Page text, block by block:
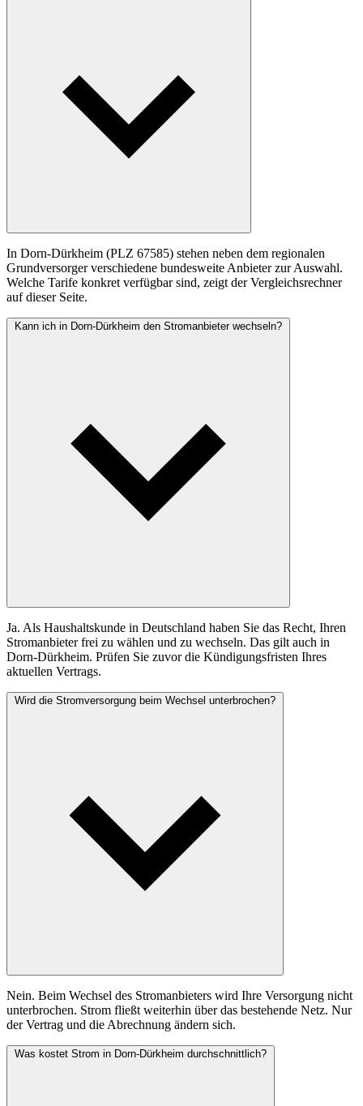
In Dorn-Dürkheim (PLZ 67585) stehen neben dem regionalen
Grundversorger verschiedene bundesweite Anbieter zur Auswahl.
Welche Tarife konkret verfügbar sind, zeigt der Vergleichsrechner
auf dieser Seite.
Kann ich in Dorn-Dürkheim den Stromanbieter wechseln?
Ja. Als Haushaltskunde in Deutschland haben Sie das Recht, Ihren
Stromanbieter frei zu wählen und zu wechseln. Das gilt auch in
Dorn-Dürkheim. Prüfen Sie zuvor die Kündigungsfristen Ihres
aktuellen Vertrags.
Wird die Stromversorgung beim Wechsel unterbrochen?
Nein. Beim Wechsel des Stromanbieters wird Ihre Versorgung nicht
unterbrochen. Strom fließt weiterhin über das bestehende Netz. Nur
der Vertrag und die Abrechnung ändern sich.
Was kostet Strom in Dorn-Dürkheim durchschnittlich?